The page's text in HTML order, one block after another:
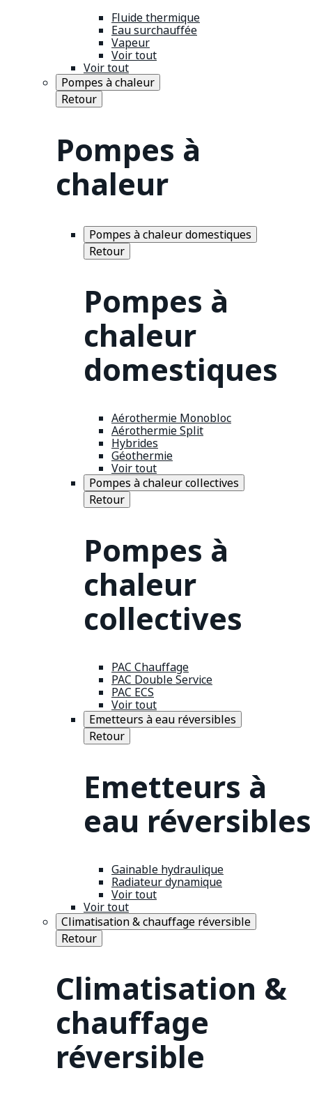
Fluide thermique
Eau surchauffée
Vapeur
Voir tout
Voir tout
Pompes à chaleur
Retour
Pompes à
chaleur
Pompes à chaleur domestiques
Retour
Pompes à
chaleur
domestiques
Aérothermie Monobloc
Aérothermie Split
Hybrides
Géothermie
Voir tout
Pompes à chaleur collectives
Retour
Pompes à
chaleur
collectives
PAC Chauffage
PAC Double Service
PAC ECS
Voir tout
Emetteurs à eau réversibles
Retour
Emetteurs à
eau réversibles
Gainable hydraulique
Radiateur dynamique
Voir tout
Voir tout
Climatisation & chauffage réversible
Retour
Climatisation &
chauffage
réversible